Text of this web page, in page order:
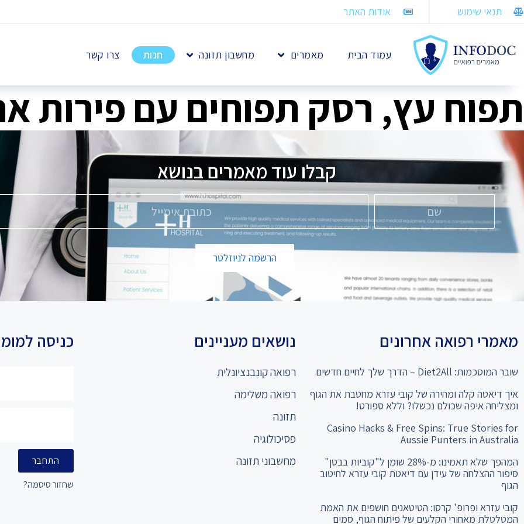
תנאי שימוש אודות האתר
עמוד הבית מאמרים מחשבון תזונה חנות צרו קשר
תפוח עץ, רסק תפוחים עם פירות
קבלו עוד מאמרים בנושאפ
הרשמה לניוזלטר
מאמרי רפואה אחרונים
שובר המוסכמות: Diet2All – הדרך שלך לחיים חדשים
איך דיאטה קלה ומהירה של קובי עזרא מחטבת את הגוף
ומצליחה איפה שכולם נכשלו? וללא ספורט!
Casino Hacks & Free Spins: True Stories for
Aussie Punters in Australia
המהפך שלא תאמינו: מ-28% שומן ל"קוביות בבטן"
סיפור ההצלחה של עידן עם דיאטת קובי עזרא לחיטוב
הגוף
קובי עזרא ופרופ' קרסו: הטיטאנים חושפים את האמת
המטלטלת מאחורי הקלעים של פיתוח הגוף, סמים
נושאים מעניינים
רפואה קונבנציונלית
רפואה משלימה
תזונה
פסיכולוגיה
מחשבוני תזונה
כניסה
התחבר
שחזור סיסמה?